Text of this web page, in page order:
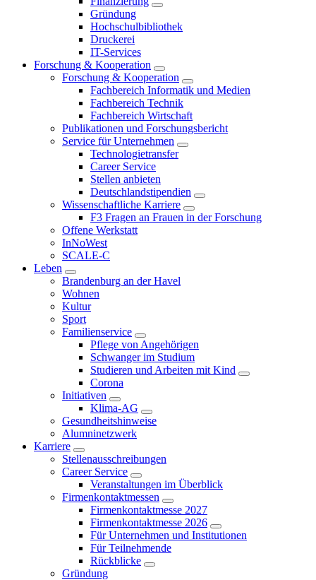
Gründung
Hochschulbibliothek
Druckerei
IT-Services
Forschung & Kooperation
Forschung & Kooperation
Fachbereich Informatik und Medien
Fachbereich Technik
Fachbereich Wirtschaft
Publikationen und Forschungsbericht
Service für Unternehmen
Technologietransfer
Career Service
Stellen anbieten
Deutschlandstipendien
Wissenschaftliche Karriere
F3 Fragen an Frauen in der Forschung
Offene Werkstatt
InNoWest
SCALE-C
Leben
Brandenburg an der Havel
Wohnen
Kultur
Sport
Familienservice
Pflege von Angehörigen
Schwanger im Studium
Studieren und Arbeiten mit Kind
Corona
Initiativen
Klima-AG
Gesundheitshinweise
Alumninetzwerk
Karriere
Stellenausschreibungen
Career Service
Veranstaltungen im Überblick
Firmenkontaktmessen
Firmenkontaktmesse 2027
Firmenkontaktmesse 2026
Für Unternehmen und Institutionen
Für Teilnehmende
Rückblicke
Gründung